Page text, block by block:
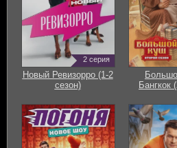
2 серия
Новый Ревизорро (1-2
сезон)
Бангкок